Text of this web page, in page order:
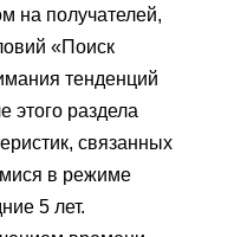
на получателей,
«Поиск
тенденций
этого раздела
связанных
в режиме
5 лет.